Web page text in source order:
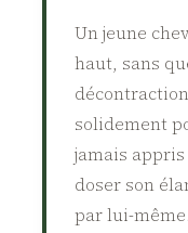
Un jeune
haut, sans
solidement
jamais appris
doser son
par lui-